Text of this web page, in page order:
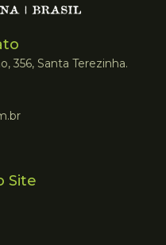
356, Santa Terezinha.
Site